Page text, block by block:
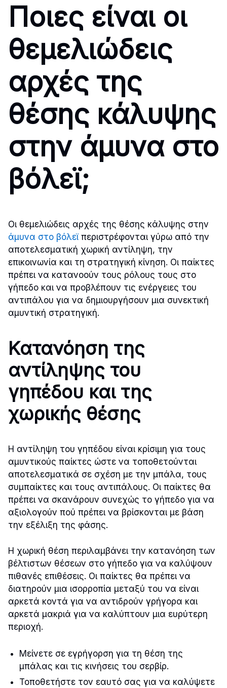
Ποιες είναι οι
θεμελιώδεις
αρχές της
θέσης κάλυψης
στην άμυνα στο
βόλεϊ;
Οι θεμελιώδεις αρχές της θέσης κάλυψης στην
άμυνα στο βόλεϊ περιστρέφονται γύρω από την
αποτελεσματική χωρική αντίληψη, την
επικοινωνία και τη στρατηγική κίνηση. Οι παίκτες
πρέπει να κατανοούν τους ρόλους τους στο
γήπεδο και να προβλέπουν τις ενέργειες του
αντιπάλου για να δημιουργήσουν μια συνεκτική
αμυντική στρατηγική.
Κατανόηση της
αντίληψης του
γηπέδου και της
χωρικής θέσης
Η αντίληψη του γηπέδου είναι κρίσιμη για τους
αμυντικούς παίκτες ώστε να τοποθετούνται
αποτελεσματικά σε σχέση με την μπάλα, τους
συμπαίκτες και τους αντιπάλους. Οι παίκτες θα
πρέπει να σκανάρουν συνεχώς το γήπεδο για να
αξιολογούν πού πρέπει να βρίσκονται με βάση
την εξέλιξη της φάσης.
Η χωρική θέση περιλαμβάνει την κατανόηση των
βέλτιστων θέσεων στο γήπεδο για να καλύψουν
πιθανές επιθέσεις. Οι παίκτες θα πρέπει να
διατηρούν μια ισορροπία μεταξύ του να είναι
αρκετά κοντά για να αντιδρούν γρήγορα και
αρκετά μακριά για να καλύπτουν μια ευρύτερη
περιοχή.
Μείνετε σε εγρήγορση για τη θέση της
μπάλας και τις κινήσεις του σερβίρ.
Τοποθετήστε τον εαυτό σας για να καλύψετε